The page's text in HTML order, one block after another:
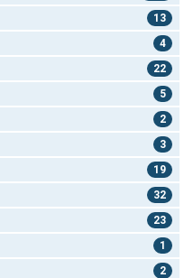
13
4
22
5
2
3
19
32
23
1
2